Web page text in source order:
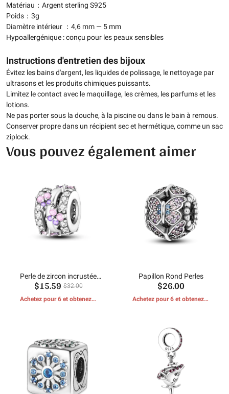
Matériau：Argent sterling S925
Poids：3g
Diamètre intérieur ：4,6 mm — 5 mm
Hypoallergénique : conçu pour les peaux sensibles
Instructions d'entretien des bijoux
Évitez les bains d'argent, les liquides de polissage, le nettoyage par
ultrasons et les produits chimiques puissants.
Limitez le contact avec le maquillage, les crèmes, les parfums et les
lotions.
Ne pas porter sous la douche, à la piscine ou dans le bain à remous.
Conserver propre dans un récipient sec et hermétique, comme un sac
ziplock.
Vous pouvez également aimer
Perle de zircon incrustée
brillante
$15.59 $32.00
Achetez pour 6 et obtenez 1
Papillon Rond Perles
$26.00
Achetez pour 6 et obtenez 1